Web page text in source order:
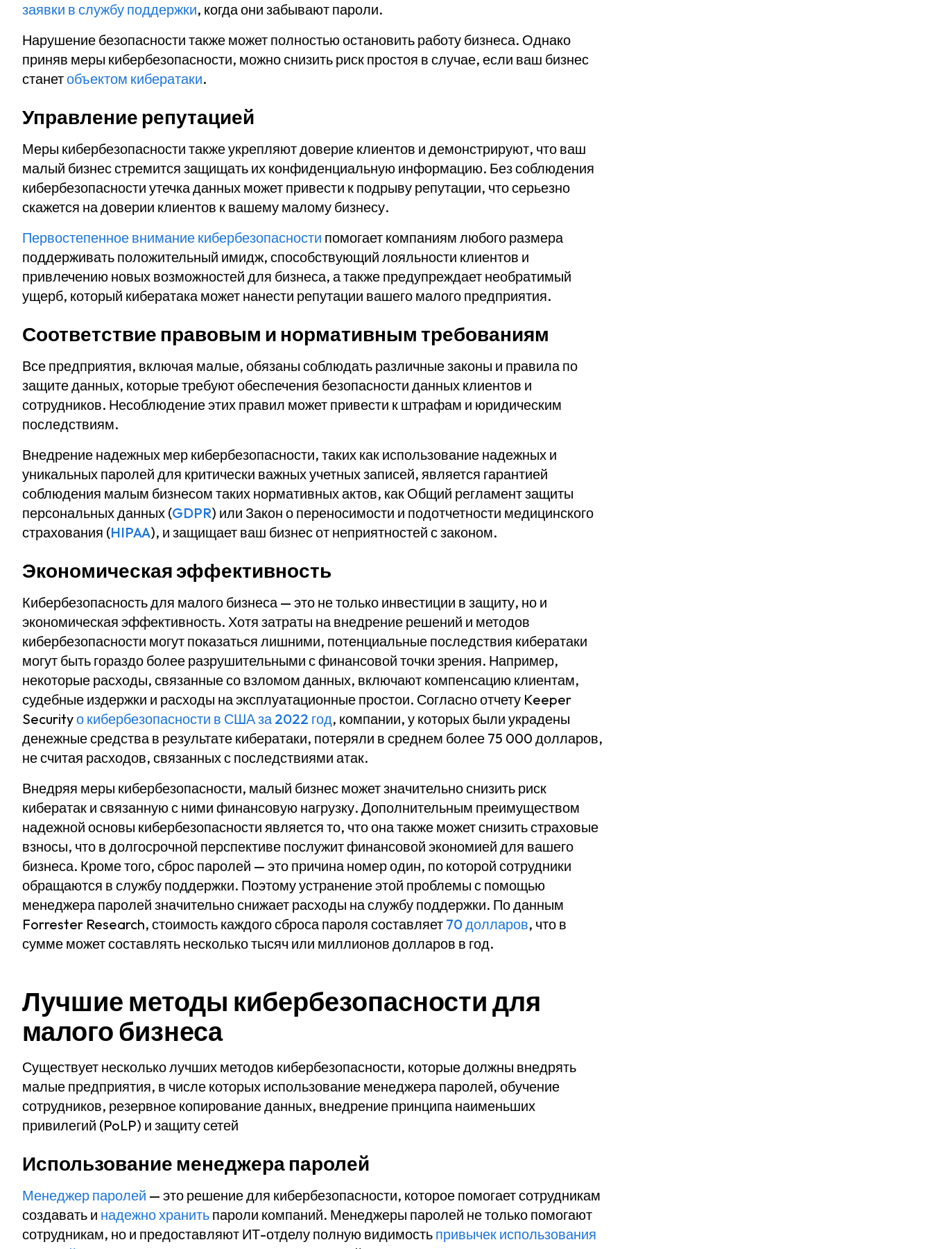
заявки в службу поддержки, когда они забывают пароли.
Нарушение безопасности также может полностью остановить работу бизнеса. Однако
приняв меры кибербезопасности, можно снизить риск простоя в случае, если ваш бизнес
станетобъектом кибератаки.
Управление репутацией
Меры кибербезопасности также укрепляют доверие клиентов и демонстрируют, что ваш
малый бизнес стремится защищать их конфиденциальную информацию. Без соблюдения
кибербезопасности утечка данных может привести к подрыву репутации, что серьезно
скажется на доверии клиентов к вашему малому бизнесу.
Первостепенное внимание кибербезопасности помогает компаниям любого размера
поддерживать положительный имидж, способствующий лояльности клиентов и
привлечению новых возможностей для бизнеса, а также предупреждает необратимый
ущерб, который кибератака может нанести репутации вашего малого предприятия.
Соответствие правовым и нормативным требованиям
Все предприятия, включая малые, обязаны соблюдать различные законы и правила по
защите данных, которые требуют обеспечения безопасности данных клиентов и
сотрудников. Несоблюдение этих правил может привести к штрафам и юридическим
последствиям.
Внедрение надежных мер кибербезопасности, таких как использование надежных и
уникальных паролей для критически важных учетных записей, является гарантией
соблюдения малым бизнесом таких нормативных актов, как Общий регламент защиты
персональных данных (GDPR) или Закон о переносимости и подотчетности медицинского
страхования (HIPAA), и защищает ваш бизнес от неприятностей с законом.
Экономическая эффективность
Кибербезопасность для малого бизнеса — это не только инвестиции в защиту, но и
экономическая эффективность. Хотя затраты на внедрение решений и методов
кибербезопасности могут показаться лишними, потенциальные последствия кибератаки
могут быть гораздо более разрушительными с финансовой точки зрения. Например,
некоторые расходы, связанные со взломом данных, включают компенсацию клиентам,
судебные издержки и расходы на эксплуатационные простои. Согласно отчету Keeper
Securityо кибербезопасности в США за 2022 год, компании, у которых были украдены
денежные средства в результате кибератаки, потеряли в среднем более 75 000 долларов,
не считая расходов, связанных с последствиями атак.
Внедряя меры кибербезопасности, малый бизнес может значительно снизить риск
кибератак и связанную с ними финансовую нагрузку. Дополнительным преимуществом
надежной основы кибербезопасности является то, что она также может снизить страховые
взносы, что в долгосрочной перспективе послужит финансовой экономией для вашего
бизнеса. Кроме того, сброс паролей — это причина номер один, по которой сотрудники
обращаются в службу поддержки. Поэтому устранение этой проблемы с помощью
менеджера паролей значительно снижает расходы на службу поддержки. По данным
Forrester Research, стоимость каждого сброса пароля составляет 70 долларов, что в
сумме может составлять несколько тысяч или миллионов долларов в год.
Лучшие методы кибербезопасности для
малого бизнеса
Существует несколько лучших методов кибербезопасности, которые должны внедрять
малые предприятия, в числе которых использование менеджера паролей, обучение
сотрудников, резервное копирование данных, внедрение принципа наименьших
привилегий (PoLP) и защиту сетей
Использование менеджера паролей
Менеджер паролей — это решение для кибербезопасности, которое помогает сотрудникам
создавать и надежно хранить пароли компаний. Менеджеры паролей не только помогают
сотрудникам, но и предоставляют ИТ-отделу полную видимость привычек использования